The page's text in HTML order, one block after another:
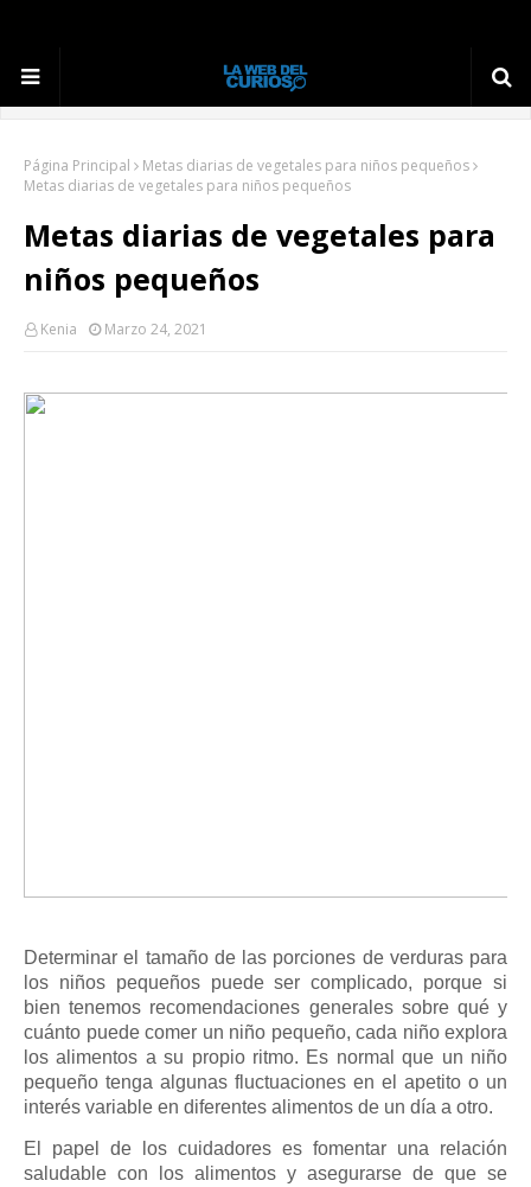
Página Principal
Metas diarias de vegetales para niños pequeños
Metas diarias de vegetales para niños pequeños
Metas diarias de vegetales para
niños pequeños
Kenia Marzo 24, 2021
Determinar el tamaño de las porciones de verduras para
los niños pequeños puede ser complicado, porque si
bien tenemos recomendaciones generales sobre qué y
cuánto puede comer un niño pequeño, cada niño explora
los alimentos a su propio ritmo. Es normal que un niño
pequeño tenga algunas fluctuaciones en el apetito o un
interés variable en diferentes alimentos de un día a otro.
El papel de los cuidadores es fomentar una relación
saludable con los alimentos y asegurarse de que se